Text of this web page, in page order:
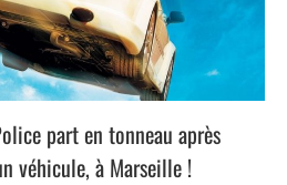
part en tonneau après
véhicule, à Marseille !